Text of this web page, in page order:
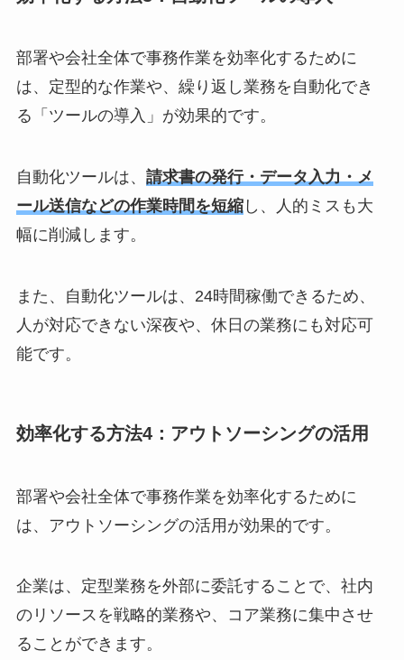
部署や会社全体で事務作業を効率化するために
は、定型的な作業や、繰り返し業務を自動化でき
る「ツールの導入」が効果的です。
自動化ツールは、 請求書の発行・データ入力・メ
ール送信などの作業時間を短縮し、人的ミスも大
幅に削減します。
また、自動化ツールは、24時間稼働できるため、
人が対応できない深夜や、休日の業務にも対応可
能です。
効率化する方法4：アウトソーシングの活用
部署や会社全体で事務作業を効率化するために
は、アウトソーシングの活用が効果的です。
企業は、定型業務を外部に委託することで、社内
のリソースを戦略的業務や、コア業務に集中させ
ることができます。